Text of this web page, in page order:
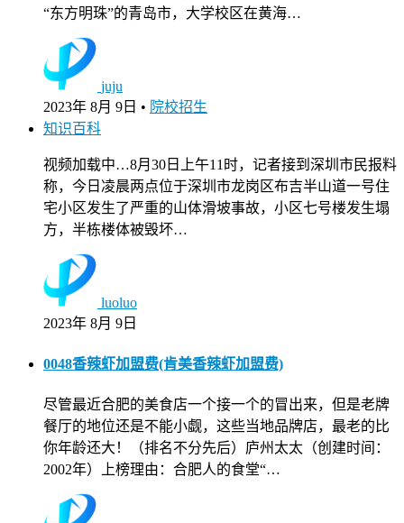
“东方明珠”的青岛市，大学校区在黄海…
juju
2023年 8月 9日 • 院校招生
知识百科
视频加载中…8月30日上午11时，记者接到深圳市民报料
称，今日凌晨两点位于深圳市龙岗区布吉半山道一号住
宅小区发生了严重的山体滑坡事故，小区七号楼发生塌
方，半栋楼体被毁坏…
luoluo
2023年 8月 9日
0048香辣虾加盟费(肯美香辣虾加盟费)
尽管最近合肥的美食店一个接一个的冒出来，但是老牌
餐厅的地位还是不能小觑，这些当地品牌店，最老的比
你年龄还大！（排名不分先后）庐州太太（创建时间：
2002年）上榜理由：合肥人的食堂“…